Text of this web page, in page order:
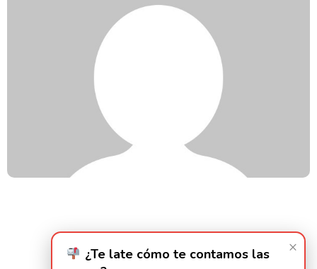
×
¿Te late cómo te contamos las